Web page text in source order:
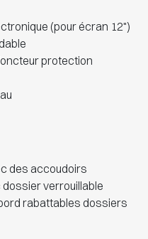
(pour écran 12")
protection
des accoudoirs
verrouillable
rabattables dossiers